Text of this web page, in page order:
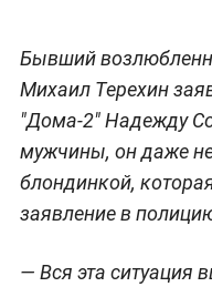
Бывший
Михаил Терехин
"Дома-2" Надежду
мужчины, он даже
блондинкой,
заявление в
— Вся эта ситуация